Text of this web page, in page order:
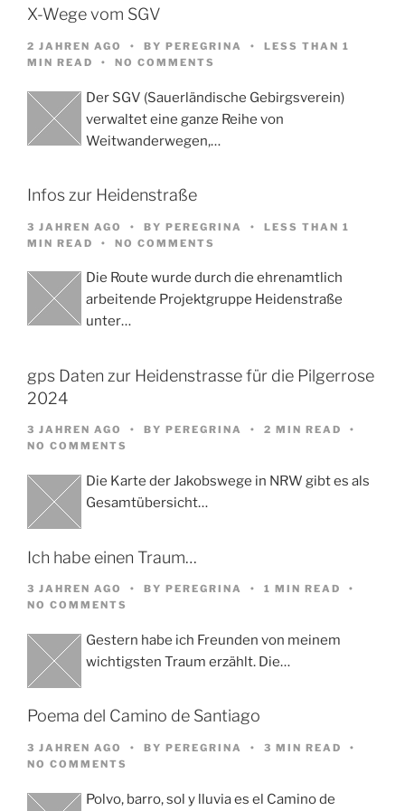
X-Wege vom SGV
2 JAHREN AGO BY PEREGRINA
LESS THAN 1
MIN READ
NO COMMENTS
Der SGV (Sauerländische Gebirgsverein)
verwaltet eine ganze Reihe von
Weitwanderwegen,…
Infos zur Heidenstraße
3 JAHREN AGO BY PEREGRINA
LESS THAN 1
MIN READ
NO COMMENTS
Die Route wurde durch die ehrenamtlich
arbeitende Projektgruppe Heidenstraße
unter…
gps Daten zur Heidenstrasse für die Pilgerrose
2024
3 JAHREN AGO BY PEREGRINA
2 MIN READ
NO COMMENTS
Die Karte der Jakobswege in NRW gibt es als
Gesamtübersicht…
Ich habe einen Traum…
3 JAHREN AGO BY PEREGRINA
1 MIN READ
NO COMMENTS
Gestern habe ich Freunden von meinem
wichtigsten Traum erzählt. Die…
Poema del Camino de Santiago
3 JAHREN AGO BY PEREGRINA
3 MIN READ
NO COMMENTS
Polvo, barro, sol y lluvia es el Camino de